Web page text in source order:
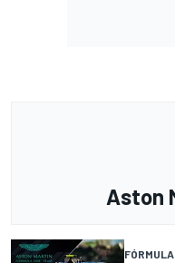
Aston
FÓRMULA